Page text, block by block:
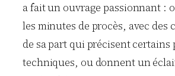
a fait un ouvrage passionnant :
les minutes de procès, avec des
de sa part qui précisent certains
techniques, ou donnent un